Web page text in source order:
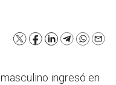
X Facebook
LinkedInTelegram
masculino ingresó en